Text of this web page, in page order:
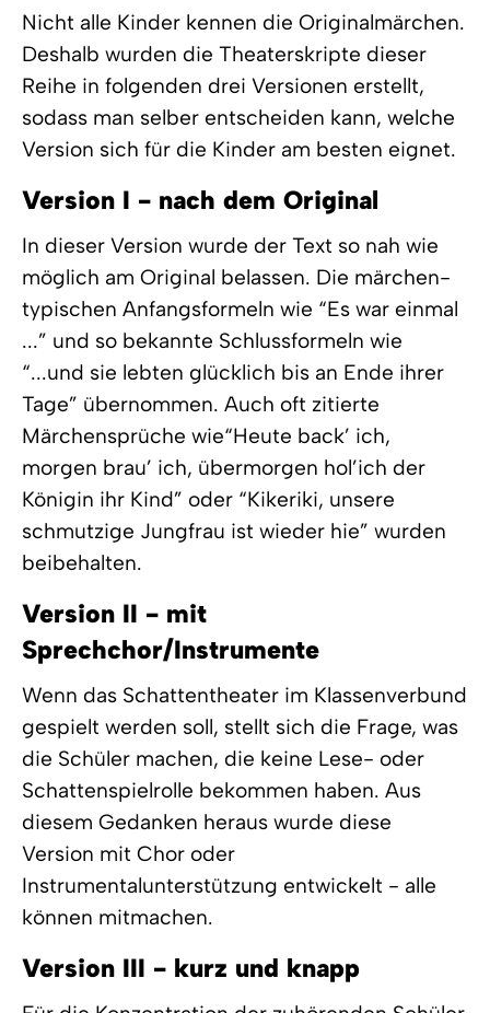
Nicht alle Kinder kennen die Originalmärchen.
Deshalb wurden die Theaterskripte dieser
Reihe in folgenden drei Versionen erstellt,
sodass man selber entscheiden kann, welche
Version sich für die Kinder am besten eignet.
Version I - nach dem Original
In dieser Version wurde der Text so nah wie
möglich am Original belassen. Die märchen-
typischen Anfangsformeln wie “Es war einmal
...” und so bekannte Schlussformeln wie
“...und sie lebten glücklich bis an Ende ihrer
Tage” übernommen. Auch oft zitierte
Märchensprüche wie“Heute back’ ich,
morgen brau’ ich, übermorgen hol’ich der
Königin ihr Kind” oder “Kikeriki, unsere
schmutzige Jungfrau ist wieder hie” wurden
beibehalten.
Version II - mit
Sprechchor/Instrumente
Wenn das Schattentheater im Klassenverbund
gespielt werden soll, stellt sich die Frage, was
die Schüler machen, die keine Lese- oder
Schattenspielrolle bekommen haben. Aus
diesem Gedanken heraus wurde diese
Version mit Chor oder
Instrumentalunterstützung entwickelt - alle
können mitmachen.
Version III - kurz und knapp